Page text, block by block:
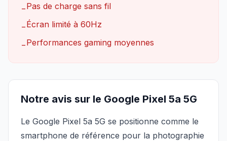
−Pas de charge sans fil
−Écran limité à 60Hz
−Performances gaming moyennes
Notre avis sur le Google Pixel 5a 5G
Le Google Pixel 5a 5G se positionne comme le
smartphone de référence pour la photographie